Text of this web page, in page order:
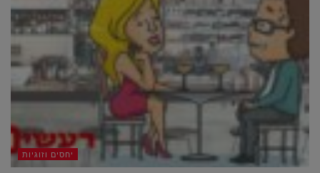
יחסים וזוגיות